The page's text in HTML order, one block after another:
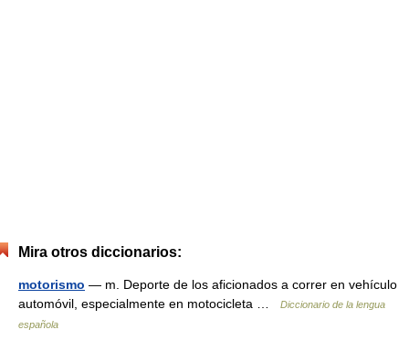
Mira otros diccionarios:
motorismo — m. Deporte de los aficionados a correr en vehículo
automóvil, especialmente en motocicleta …
Diccionario de la lengua
española